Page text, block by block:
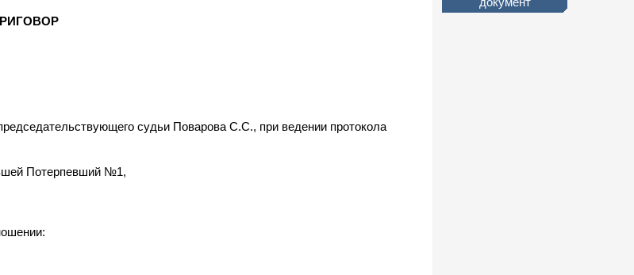
судьи Поварова С.С., при ведении протокола
Потерпевший №1,